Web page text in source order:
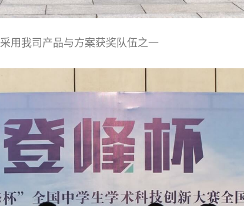
采用我司产品与方案获奖队伍之一